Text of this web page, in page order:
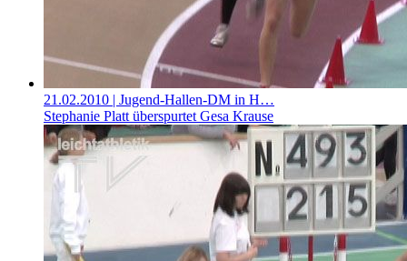
21.02.2010 | Jugend-Hallen-DM in H…
Stephanie Platt überspurtet Gesa Krause